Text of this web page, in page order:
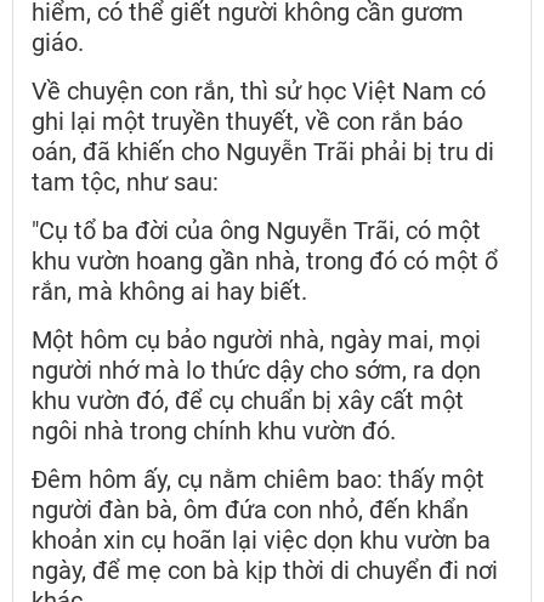
hiểm, có thể giết người không cần gươm
giáo.
Về chuyện con rắn, thì sử học Việt Nam có
ghi lại một truyền thuyết, về con rắn báo
oán, đã khiến cho Nguyễn Trãi phải bị tru di
tam tộc, như sau:
"Cụ tổ ba đời của ông Nguyễn Trãi, có một
khu vườn hoang gần nhà, trong đó có một ổ
rắn, mà không ai hay biết.
Một hôm cụ bảo người nhà, ngày mai, mọi
người nhớ mà lo thức dậy cho sớm, ra dọn
khu vườn đó, để cụ chuẩn bị xây cất một
ngôi nhà trong chính khu vườn đó.
Đêm hôm ấy, cụ nằm chiêm bao: thấy một
người đàn bà, ôm đứa con nhỏ, đến khẩn
khoản xin cụ hoãn lại việc dọn khu vườn ba
ngày, để mẹ con bà kịp thời di chuyển đi nơi